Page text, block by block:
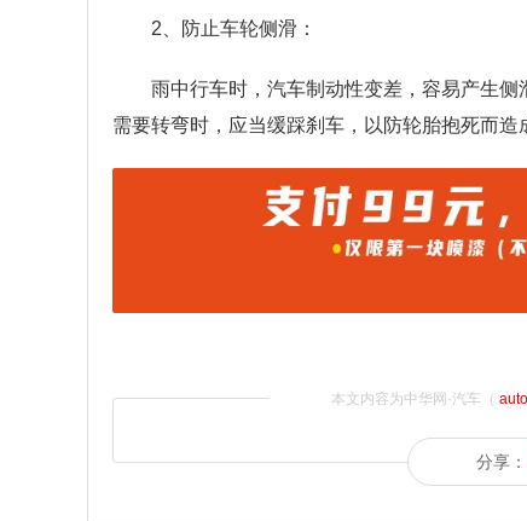
2、防止车轮侧滑：
雨中行车时，汽车制动性变差，容易产生
需要转弯时，应当缓踩刹车，以防轮胎抱死而造
本文内容为中华网·汽车（
分享：